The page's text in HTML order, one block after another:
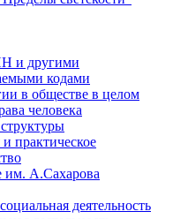
и другими
кодами
в обществе в целом
человека
практическое
им. А.Сахарова
деятельность